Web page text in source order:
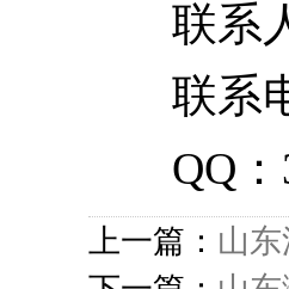
联系
联系
QQ
上一篇： 山